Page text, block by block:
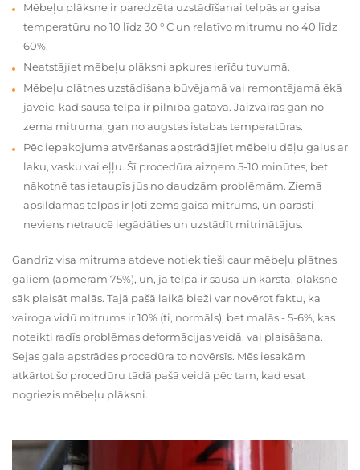
Mēbeļu plāksne ir paredzēta uzstādīšanai telpās ar gaisa
temperatūru no 10 līdz 30 ° C un relatīvo mitrumu no 40 līdz
60%.
Neatstājiet mēbeļu plāksni apkures ierīču tuvumā.
Mēbeļu plātnes uzstādīšana būvējamā vai remontējamā ēkā
jāveic, kad sausā telpa ir pilnībā gatava. Jāizvairās gan no
zema mitruma, gan no augstas istabas temperatūras.
Pēc iepakojuma atvēršanas apstrādājiet mēbeļu dēļu galus ar
laku, vasku vai eļļu. Šī procedūra aizņem 5-10 minūtes, bet
nākotnē tas ietaupīs jūs no daudzām problēmām. Ziemā
apsildāmās telpās ir ļoti zems gaisa mitrums, un parasti
neviens netraucē iegādāties un uzstādīt mitrinātājus.
Gandrīz visa mitruma atdeve notiek tieši caur mēbeļu plātnes
galiem (apmēram 75%), un, ja telpa ir sausa un karsta, plāksne
sāk plaisāt malās. Tajā pašā laikā bieži var novērot faktu, ka
vairoga vidū mitrums ir 10% (ti, normāls), bet malās - 5-6%, kas
noteikti radīs problēmas deformācijas veidā. vai plaisāšana.
Sejas gala apstrādes procedūra to novērsīs. Mēs iesakām
atkārtot šo procedūru tādā pašā veidā pēc tam, kad esat
nogriezis mēbeļu plāksni.